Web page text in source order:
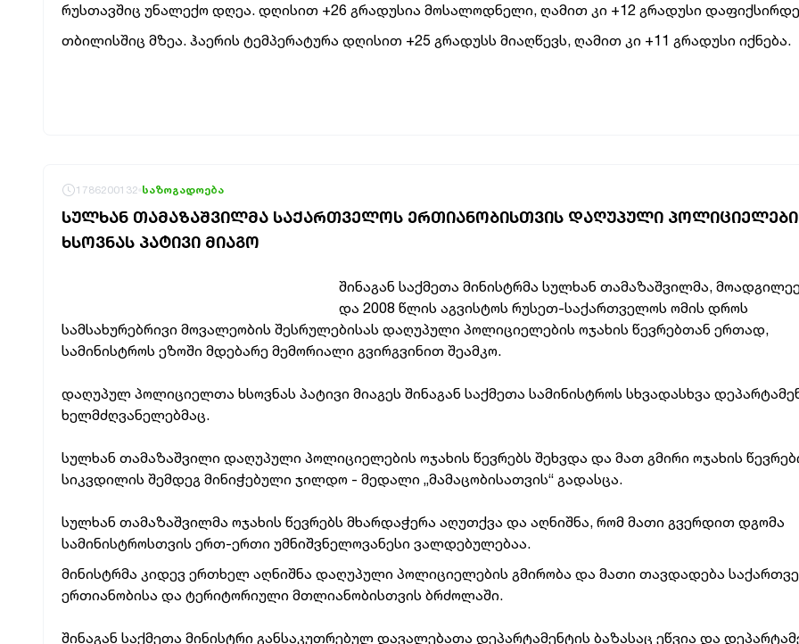
რუსთავშიც უნალექო დღეა. დღისით +26 გრადუსია მოსალოდნელი, ღამით კი +12 გრადუსი
თბილისშიც მზეა. ჰაერის ტემპერატურა დღისით +25 გრადუსს მიაღწევს, ღამით კი +11 გრადუსი იქნება.
1786200132 საზოგადოება
ᲡᲣᲚᲮᲐᲜ ᲗᲐᲛᲐᲖᲐᲨᲕᲘᲚᲛᲐ ᲡᲐᲥᲐᲠᲗᲕᲔᲚᲝᲡ ᲔᲠᲗᲘᲐᲜᲝᲑᲘᲡᲗᲕᲘᲡ ᲓᲐᲦᲣᲞᲣᲚᲘ
ᲮᲡᲝᲕᲜᲐᲡ ᲞᲐᲢᲘᲕᲘ ᲛᲘᲐᲒᲝ
შინაგან საქმეთა მინისტრმა სულხან თამაზაშვილმა,
და 2008წლის აგვისტოს რუსეთ-საქართველოს ომის დროს
სამსახურებრივი მოვალეობის შესრულებისას დაღუპული პოლიციელების ოჯახის წევრებთან ერთად,
სამინისტროს ეზოში მდებარე მემორიალი გვირგვინით შეამკო.
დაღუპულ პოლიციელთა ხსოვნას პატივი მიაგეს შინაგან საქმეთა სამინისტროს სხვადასხვა
ხელმძღვანელებმაც.
სულხან თამაზაშვილი დაღუპული პოლიციელების ოჯახის წევრებს შეხვდა და მათ გმირი ოჯახის
სიკვდილის შემდეგ მინიჭებული ჯილდო - მედალი „მამაცობისათვის“ გადასცა.
სულხან თამაზაშვილმა ოჯახის წევრებს მხარდაჭერა აღუთქვა და აღნიშნა, რომ მათი გვერდით დგომა
სამინისტროსთვის ერთ-ერთი უმნიშვნელოვანესი ვალდებულებაა.
მინისტრმა კიდევ ერთხელ აღნიშნა დაღუპული პოლიციელების გმირობა და მათი თავდადება
ერთიანობისა და ტერიტორიული მთლიანობისთვის ბრძოლაში.
შინაგან საქმეთა მინისტრი განსაკუთრებულ დავალებათა დეპარტამენტის ბაზასაც ეწვია და